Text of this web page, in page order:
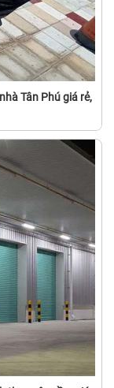
Tân Phú giá rẻ,